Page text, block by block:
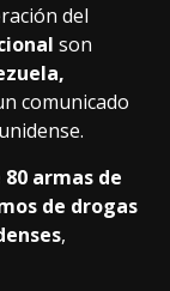
del
son
comunicado
80 armas de
de drogas
,